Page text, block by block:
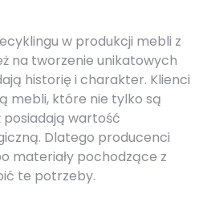
w produkcji mebli z
na tworzenie unikatowych
historię i charakter. Klienci
mebli, które nie tylko są
wartość
Dlatego producenci
materiały pochodzące z
te potrzeby.